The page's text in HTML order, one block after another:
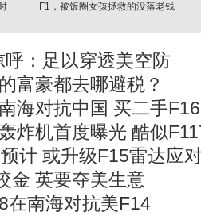
F1，被饭圈女孩拯救的没落老钱
：足以穿透美空防
富豪都去哪避税？
海对抗中国 买二手F16
炸机首度曝光 酷似
计 或升级F15雷达应
金 英要夺美生意
在南海对抗美F14